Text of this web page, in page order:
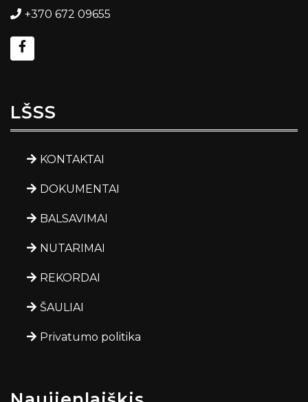
+370 672 09655
LŠSS
KONTAKTAI
DOKUMENTAI
BALSAVIMAI
NUTARIMAI
REKORDAI
ŠAULIAI
Privatumo politika